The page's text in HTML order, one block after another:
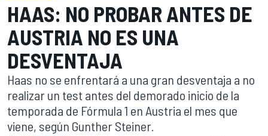
HAAS: NO PROBAR ANTES DE
AUSTRIA NO ES UNA
DESVENTAJA
Haas no se enfrentará a una gran desventaja a no
realizar un test antes del demorado inicio de la
temporada de Fórmula 1 en Austria el mes que
viene, según Gunther Steiner.